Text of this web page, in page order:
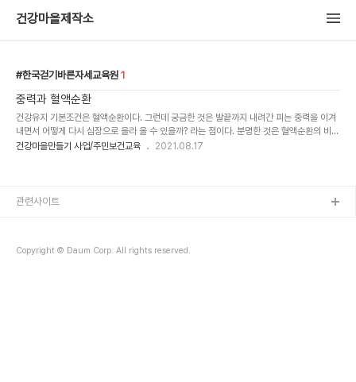
건강마을제작소
한국걷기바른자세교육원 1
중력과 혈액순환
건강유지 기본조건은 혈액순환이다. 그런데 궁금한 것은 발끝까지 내려간 피는 중력을 이겨
내면서 어떻게 다시 심장으로 올라 올 수 있을까? 라는 점이다. 분명한 것은 혈액순환의 비밀
이 있다는 같이다. 당연한 현상이라고 생각하면 안된다. 인체는 좌우대칭, 눈코귀입손발 2개
다. 그래서 본인이 직접 박동시켜야 한다 수동심장은 태어나서 1년정도는 역할을 잘 못한다.
건강마을만들기 사업/주민보건교육 2021.08.17
Copyright © Daum Corp. All rights reserved.
관련사이트